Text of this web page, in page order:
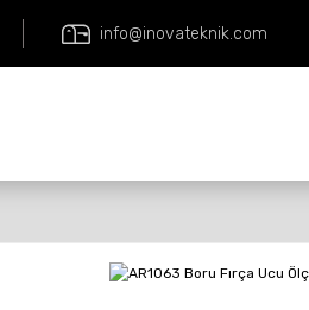
info@inovateknik.com